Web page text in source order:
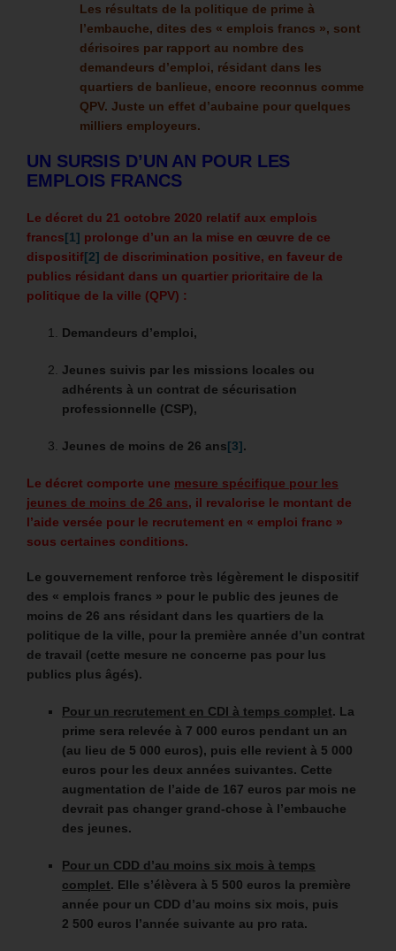
Les résultats de la politique de prime à
l’embauche, dites des « emplois francs », sont
dérisoires par rapport au nombre des
demandeurs d’emploi, résidant dans les
quartiers de banlieue, encore reconnus comme
QPV. Juste un effet d’aubaine pour quelques
milliers employeurs.
UN SURSIS D’UN AN POUR LES
EMPLOIS FRANCS
Le décret du 21 octobre 2020 relatif aux emplois
francs[1] prolonge d’un an la mise en œuvre de ce
dispositif[2] de discrimination positive, en faveur de
publics résidant dans un quartier prioritaire de la
politique de la ville (QPV) :
Demandeurs d’emploi,
Jeunes suivis par les missions locales ou
adhérents à un contrat de sécurisation
professionnelle (CSP),
Jeunes de moins de 26 ans[3].
Le décret comporte une mesure spécifique pour les
jeunes de moins de 26 ans, il revalorise le montant de
l’aide versée pour le recrutement en « emploi franc »
sous certaines conditions.
Le gouvernement renforce très légèrement le dispositif
des « emplois francs » pour le public des jeunes de
moins de 26 ans résidant dans les quartiers de la
politique de la ville, pour la première année d’un contrat
de travail (cette mesure ne concerne pas pour lus
publics plus âgés).
Pour un recrutement en CDI à temps complet. La
prime sera relevée à 7 000 euros pendant un an
(au lieu de 5 000 euros), puis elle revient à 5 000
euros pour les deux années suivantes. Cette
augmentation de l’aide de 167 euros par mois ne
devrait pas changer grand-chose à l’embauche
des jeunes.
Pour un CDD d’au moins six mois à temps
complet. Elle s’élèvera à 5 500 euros la première
année pour un CDD d’au moins six mois, puis
2 500 euros l’année suivante au pro rata.